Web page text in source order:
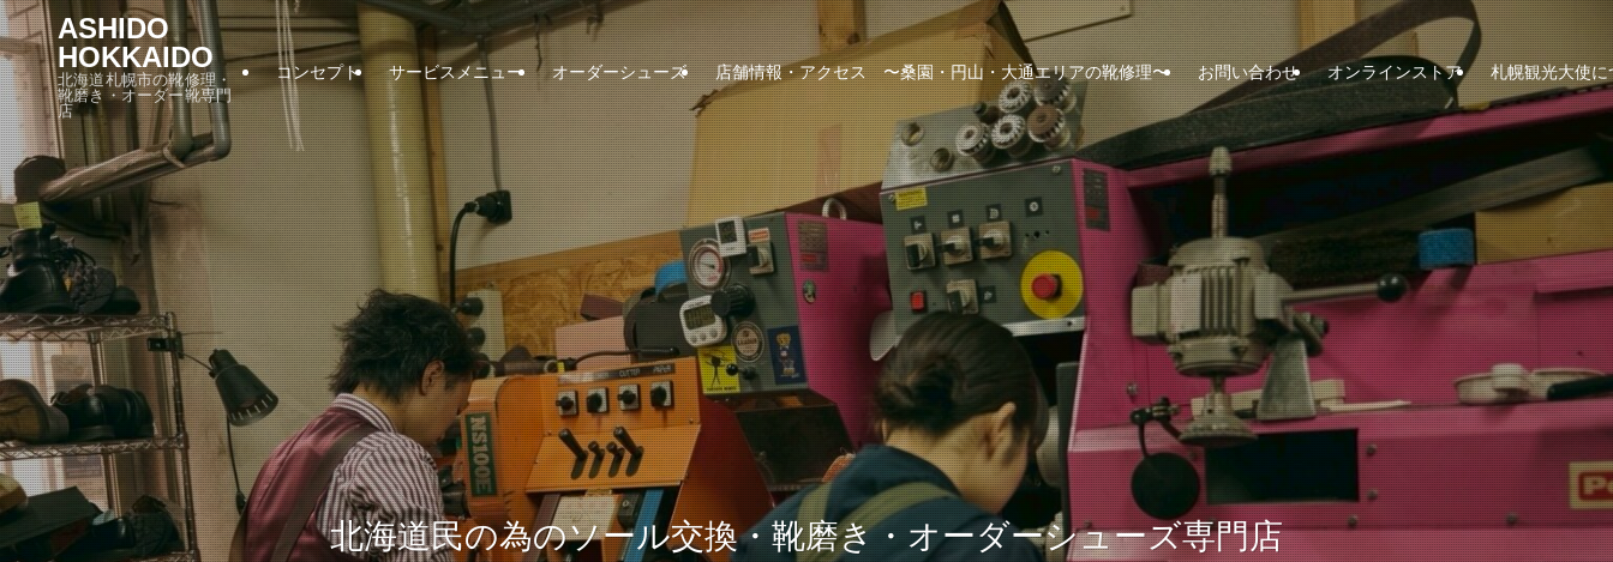
ASHIDO
HOKKAIDO
北海道札幌市の靴修理・
靴磨き・オーダー靴専門
店
コンセプト サービスメニュー オーダーシューズ 店舗情報・アクセス 〜桑園・円山・大通エリアの靴修理〜 お問い合わせ オンラインストア 札幌観光大使に
北海道民の為のソール交換・靴磨き・オーダーシューズ専門店